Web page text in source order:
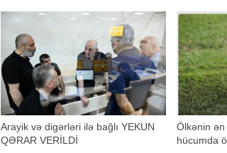
Reuters agentliyi məlumat yayıb. Agentliyin
tamam olur
Arayik və digərləri ilə bağlı YEKUN
QƏRAR VERİLDİ
Ölkənin ən
hücumda